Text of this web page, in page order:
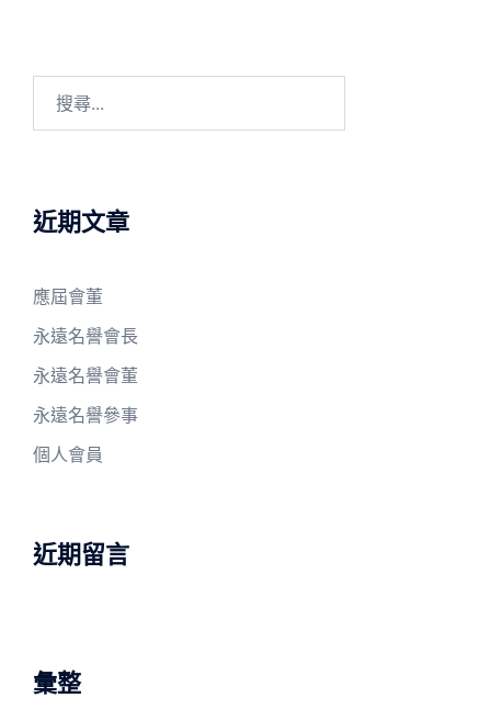
字:
近期文章
應屆會董
永遠名譽會長
永遠名譽會董
永遠名譽參事
個人會員
近期留言
彙整